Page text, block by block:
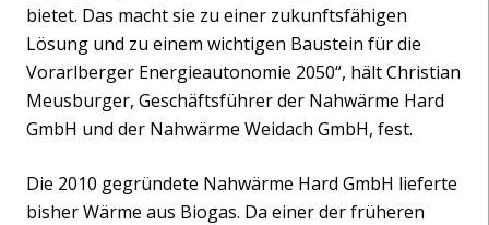
bietet. Das macht sie zu einer zukunftsfähigen
Lösung und zu einem wichtigen Baustein für die
Vorarlberger Energieautonomie 2050“, hält Christian
Meusburger, Geschäftsführer der Nahwärme Hard
GmbH und der Nahwärme Weidach GmbH, fest.
Die 2010 gegründete Nahwärme Hard GmbH lieferte
bisher Wärme aus Biogas. Da einer der früheren